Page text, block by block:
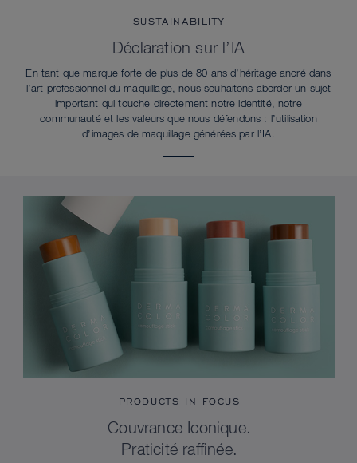
SUSTAINABILITY
Déclaration sur l’IA
En tant que marque forte de plus de 80 ans d’héritage ancré dans
l’art professionnel du maquillage, nous souhaitons aborder un sujet
important qui touche directement notre identité, notre
communauté et les valeurs que nous défendons : l’utilisation
d’images de maquillage générées par l’IA.
PRODUCTS IN FOCUS
Couvrance Iconique.
Praticité raffinée.